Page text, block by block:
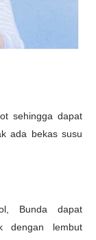
sehingga dapat
ada bekas susu
Bunda dapat
dengan lembut